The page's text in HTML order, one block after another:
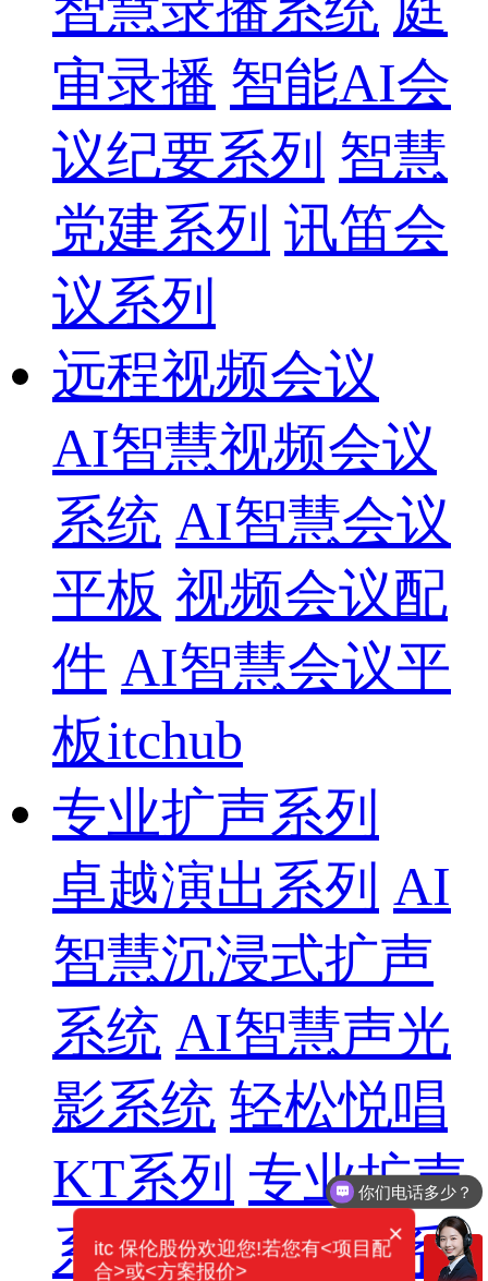
审录播 智能AI会
议纪要系列 智慧
党建系列 讯笛会
议系列
远程视频会议
AI智慧视频会议
系统 AI智慧会议
平板 视频会议配
件 AI智慧会议平
板itchub
专业扩声系列
卓越演出系列 AI
智慧沉浸式扩声
系统 AI智慧声光
影系统 轻松悦唱
KT系列 专业扩声
系列 专业音箱系
你们电话多少？
需要产品报价
×
itc 保伦股份欢迎您!若您有<项目配
合>或<方案报价>